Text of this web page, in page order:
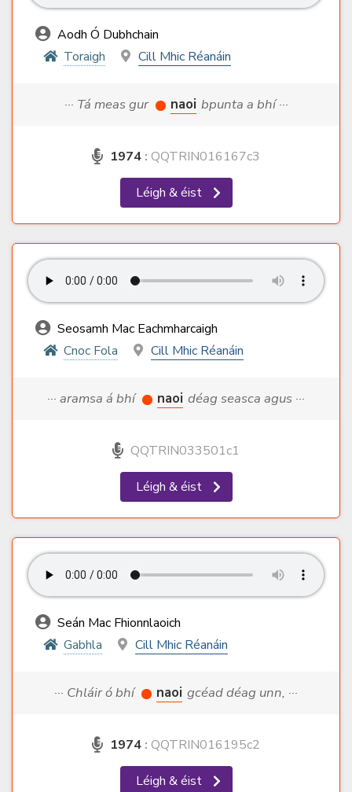
Aodh Ó Dubhchain
Toraigh
Cill Mhic Réanáin
··· Tá meas gur naoi bpunta a bhí ···
1974 : QQTRIN016167c3
Léigh & éist
Seosamh Mac Eachmharcaigh
Cnoc Fola
Cill Mhic Réanáin
··· aramsa á bhí naoi déag seasca agus ···
QQTRIN033501c1
Léigh & éist
Seán Mac Fhionnlaoich
Gabhla
Cill Mhic Réanáin
··· Chláir ó bhí naoi gcéad déag unn, ···
1974 : QQTRIN016195c2
Léigh & éist